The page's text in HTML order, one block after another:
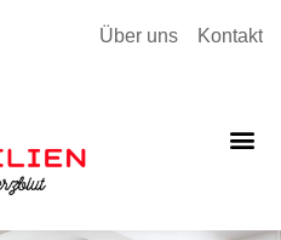
Über uns Kontakt